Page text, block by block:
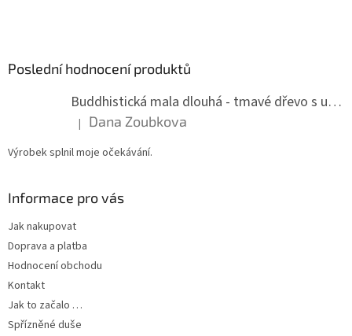
Poslední hodnocení produktů
Buddhistická mala dlouhá - tmavé dřevo s uzlíky 8 mm
Hodnocení produktu je 5 z 5 hvězdiček.
| Dana Zoubkova
Výrobek splnil moje očekávání.
Informace pro vás
Jak nakupovat
Doprava a platba
Hodnocení obchodu
Kontakt
Jak to začalo …
Spřízněné duše